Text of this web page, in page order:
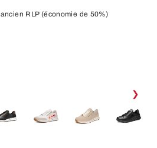
ancien RLP (économie de 50%)
❯